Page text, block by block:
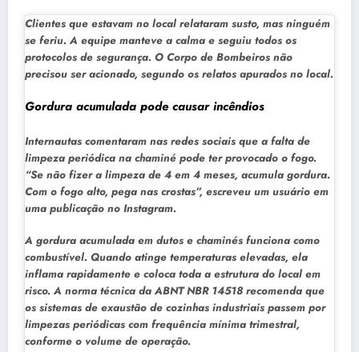
Clientes que estavam no local relataram susto, mas ninguém
se feriu. A equipe manteve a calma e seguiu todos os
protocolos de segurança. O Corpo de Bombeiros não
precisou ser acionado, segundo os relatos apurados no local.
Gordura acumulada pode causar incêndios
Internautas comentaram nas redes sociais que a falta de
limpeza periódica na chaminé pode ter provocado o fogo.
“Se não fizer a limpeza de 4 em 4 meses, acumula gordura.
Com o fogo alto, pega nas crostas”, escreveu um usuário em
uma publicação no Instagram.
A gordura acumulada em dutos e chaminés funciona como
combustível. Quando atinge temperaturas elevadas, ela
inflama rapidamente e coloca toda a estrutura do local em
risco. A norma técnica da ABNT NBR 14518 recomenda que
os sistemas de exaustão de cozinhas industriais passem por
limpezas periódicas com frequência mínima trimestral,
conforme o volume de operação.